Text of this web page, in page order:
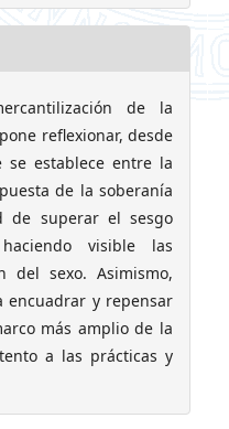
de la
reflexionar, desde
se establece entre la
de la soberanía
de superar el sesgo
visible las
del sexo. Asimismo,
encuadrar y repensar
más amplio de la
a las prácticas y